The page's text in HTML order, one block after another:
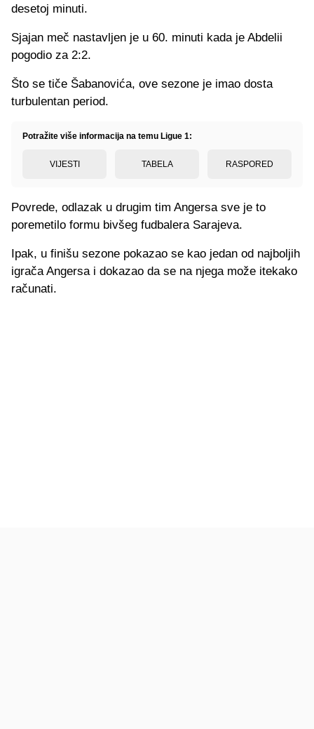
desetoj minuti.
Sjajan meč nastavljen je u 60. minuti kada je Abdelii
pogodio za 2:2.
Što se tiče Šabanovića, ove sezone je imao dosta
turbulentan period.
Potražite više informacija na temu Ligue 1:
VIJESTI TABELA RASPORED
Povrede, odlazak u drugim tim Angersa sve je to
poremetilo formu bivšeg fudbalera Sarajeva.
Ipak, u finišu sezone pokazao se kao jedan od najboljih
igrača Angersa i dokazao da se na njega može itekako
računati.